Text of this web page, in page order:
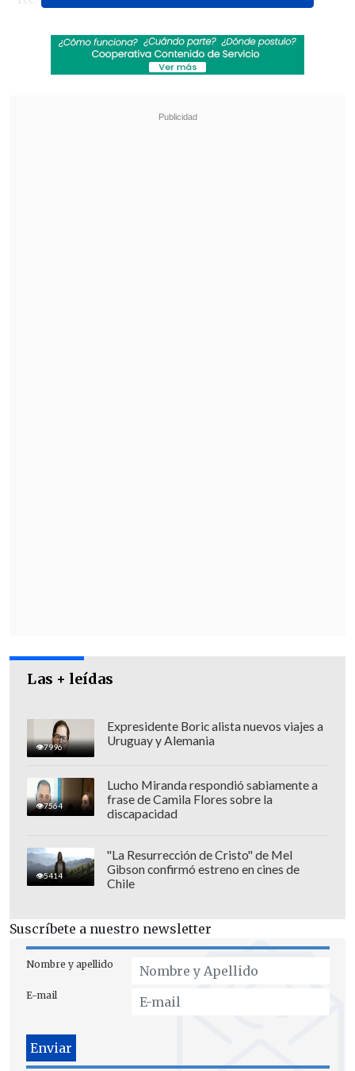
Revisa también
La U de Gago quiere mantener su racha
Las + leídas
7996
Expresidente Boric alista nuevos viajes a
Uruguay y Alemania
7564
Lucho Miranda respondió sabiamente a
frase de Camila Flores sobre la
discapacidad
5414
"La Resurrección de Cristo" de Mel
Gibson confirmó estreno en cines de
Chile
Suscríbete a nuestro newsletter
Nombre y apellido
E-mail